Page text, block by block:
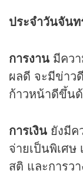
ประจำวันจัน
การงาน มีคว
ผลดี จะมีข่าว
ก้าวหน้าดีขึ้น
การเงิน ยังมีค
จ่ายเป็นพิเศษ
สติ และการว